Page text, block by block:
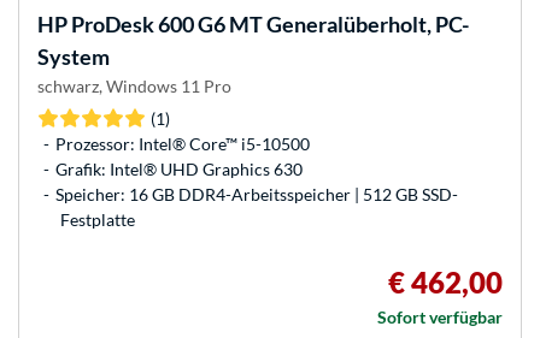
HPProDesk 600 G6 MT Generalüberholt, PC-
System
schwarz, Windows 11 Pro
(1)
Prozessor: Intel® Core™ i5-10500
Grafik: Intel® UHD Graphics 630
Speicher: 16 GB DDR4-Arbeitsspeicher | 512 GB SSD-
Festplatte
€ 462,00
Sofort verfügbar